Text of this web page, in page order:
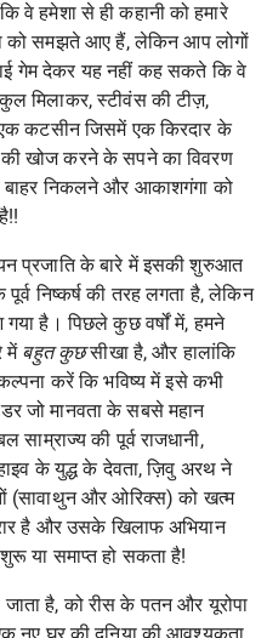
वे हमेशा से ही कहानी को हमारे
समझते आए हैं, लेकिन आप लोगों
गेम देकर यह नहीं कह सकते कि वे
मिलाकर, स्टीवंस की टीज़,
कटसीनजिसमें एक किरदार के
की खोज करने के सपने का विवरण
बाहर निकलने और आकाशगंगा को
प्रजाति के बारे में इसकी शुरुआत
निष्कर्ष की तरह लगता है, लेकिन
है। पिछले कुछ वर्षों में, हमने
में बहुत कुछसीखा है, और हालांकि
करें कि भविष्य में इसे कभी
जो मानवता के सबसे महान
की पूर्व राजधानी,
के युद्ध के देवता, ज़िवु अरथ ने
(सावाथुन और ओरिक्स) को खत्म
है और उसके खिलाफ अभियान
या समाप्त हो सकता है!
है, को रीस के पतन और यूरोपा